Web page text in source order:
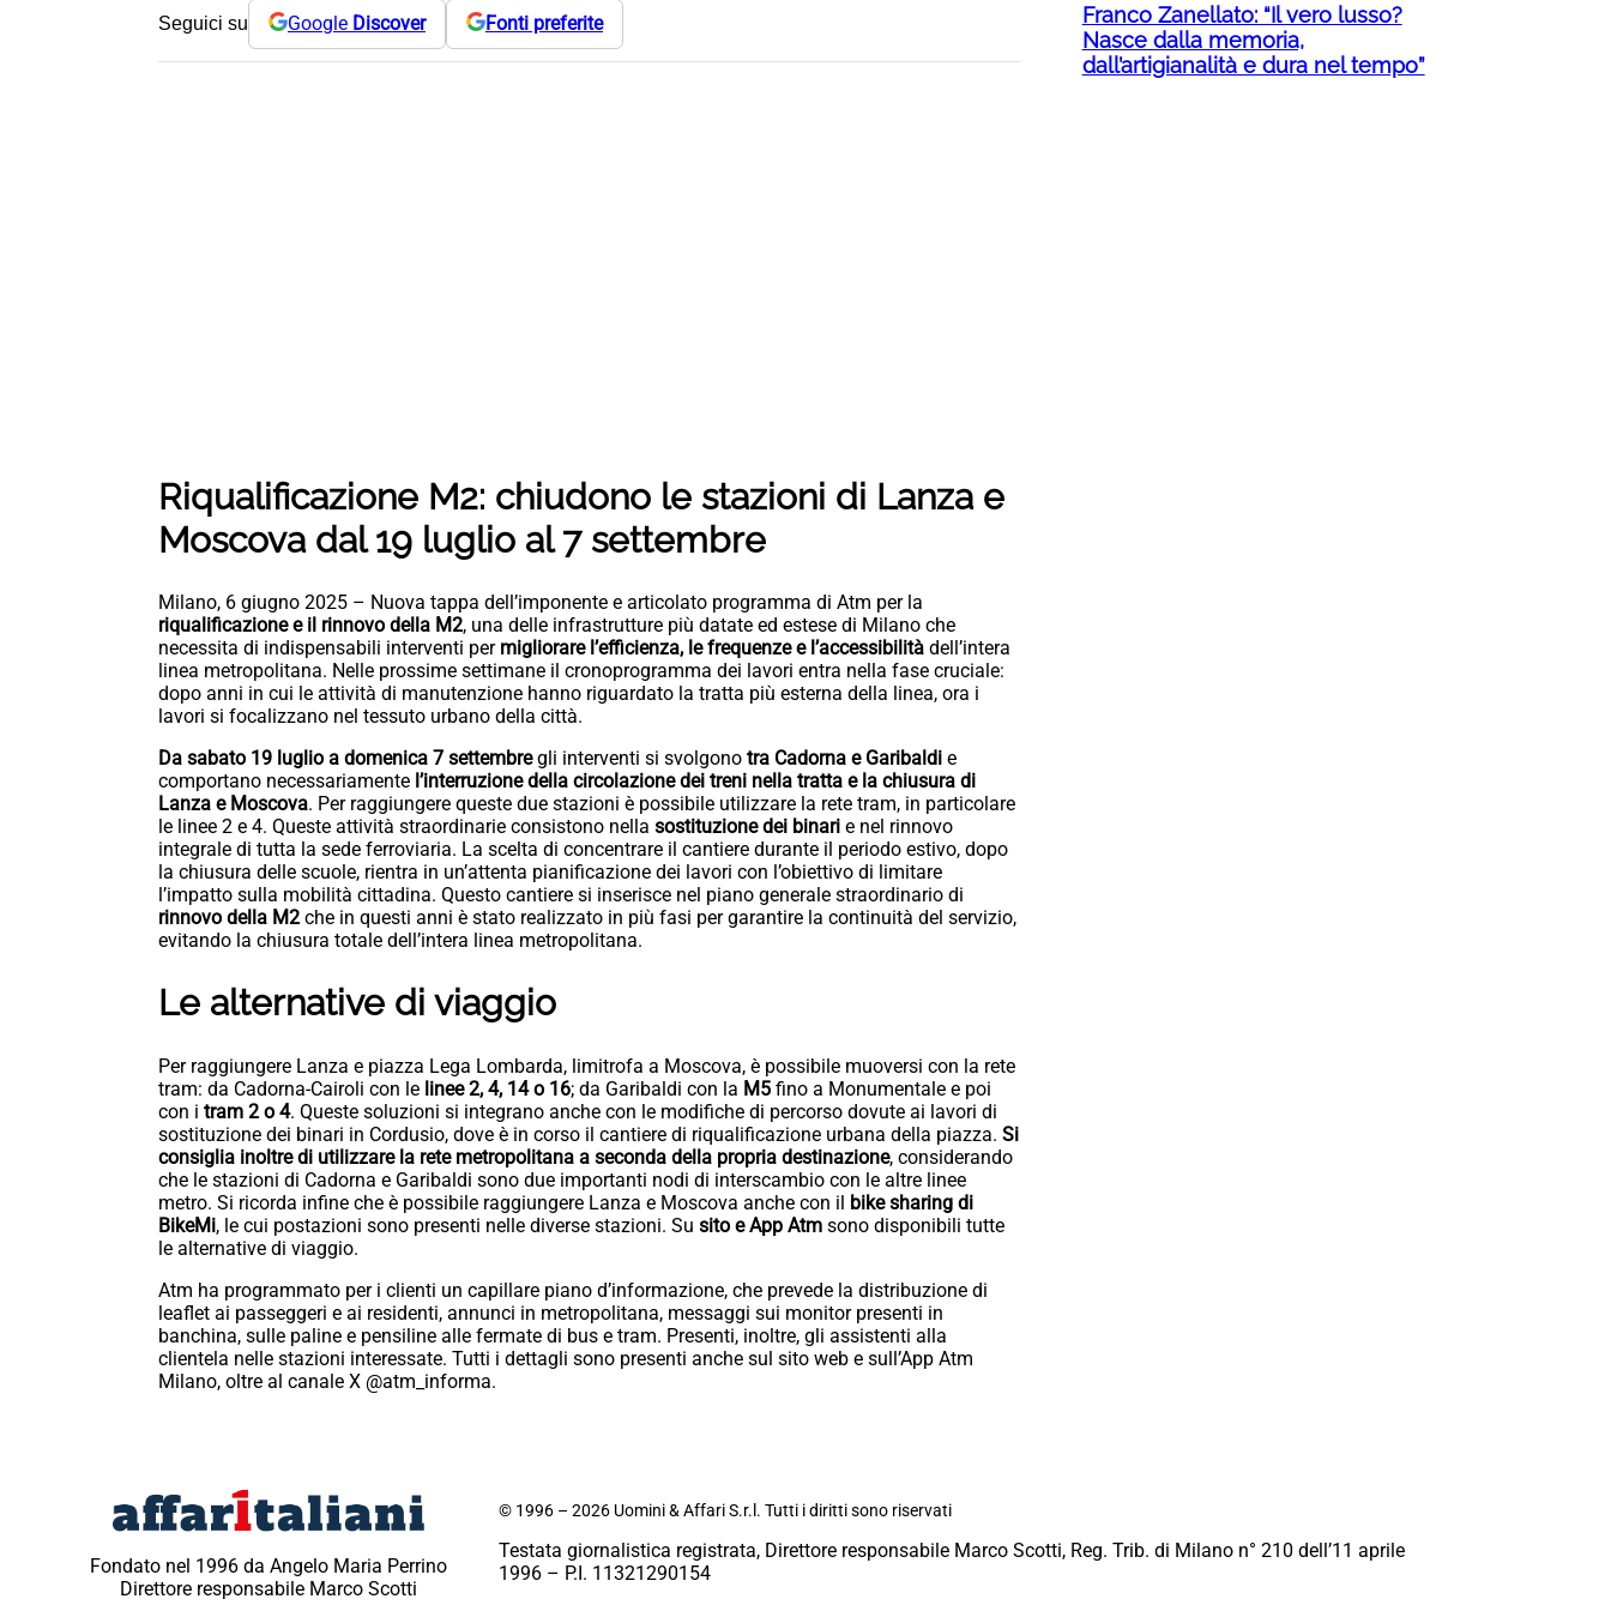
Seguici su Google Discover Fonti preferite
Riqualificazione M2: chiudono le stazioni di Lanza e
Moscova dal 19 luglio al 7 settembre
Milano, 6 giugno 2025 – Nuova tappa dell’imponente e articolato programma di Atm per la
riqualificazione e il rinnovo della M2, una delle infrastrutture più datate ed estese di Milano che
necessita di indispensabili interventi per migliorare l’efficienza, le frequenze e l’accessibilità dell’intera
linea metropolitana. Nelle prossime settimane il cronoprogramma dei lavori entra nella fase cruciale:
dopo anni in cui le attività di manutenzione hanno riguardato la tratta più esterna della linea, ora i
lavori si focalizzano nel tessuto urbano della città.
Da sabato 19 luglio a domenica 7 settembregli interventi si svolgono tra Cadorna e Garibaldi e
comportano necessariamente l’interruzione della circolazione dei treni nella tratta e la chiusura di
Lanza e Moscova. Per raggiungere queste due stazioni è possibile utilizzare la rete tram, in particolare
le linee 2 e 4. Queste attività straordinarie consistono nella sostituzione dei binari e nel rinnovo
integrale di tutta la sede ferroviaria. La scelta di concentrare il cantiere durante il periodo estivo, dopo
la chiusura delle scuole, rientra in un’attenta pianificazione dei lavori con l’obiettivo di limitare
l’impatto sulla mobilità cittadina. Questo cantiere si inserisce nel piano generale straordinario di
rinnovo della M2 che in questi anni è stato realizzato in più fasi per garantire la continuità del servizio,
evitando la chiusura totale dell’intera linea metropolitana.
Le alternative di viaggio
Per raggiungere Lanza e piazza Lega Lombarda, limitrofa a Moscova, è possibile muoversi con la rete
tram: da Cadorna-Cairoli con le linee 2, 4, 14 o 16; da Garibaldi con la M5 fino a Monumentale e poi
con i tram 2 o 4. Queste soluzioni si integrano anche con le modifiche di percorso dovute ai lavori di
sostituzione dei binari in Cordusio, dove è in corso il cantiere di riqualificazione urbana della piazza. Si
consiglia inoltre di utilizzare la rete metropolitana a seconda della propria destinazione, considerando
che le stazioni di Cadorna e Garibaldi sono due importanti nodi di interscambio con le altre linee
metro. Si ricorda infine che è possibile raggiungere Lanza e Moscova anche con il
bike sharing di
BikeMi, le cui postazioni sono presenti nelle diverse stazioni. Su sito e App Atm sono disponibili tutte
le alternative di viaggio.
Atm ha programmato per i clienti un capillare piano d’informazione, che prevede la distribuzione di
leaflet ai passeggeri e ai residenti, annunci in metropolitana, messaggi sui monitor presenti in
banchina, sulle paline e pensiline alle fermate di bus e tram. Presenti, inoltre, gli assistenti alla
clientela nelle stazioni interessate. Tutti i dettagli sono presenti anche sul sito web e sull’App Atm
Milano, oltre al canale X @atm_informa.
Franco Zanellato: “Il vero lusso?
Nasce dalla memoria,
dall’artigianalità e dura nel tempo”
Fondato nel 1996 da Angelo Maria Perrino
Direttore responsabile Marco Scotti
© 1996 – 2026 Uomini & Affari S.r.l. Tutti i diritti sono riservati
Testata giornalistica registrata, Direttore responsabile Marco Scotti, Reg. Trib. di Milano n° 210 dell’11 aprile
1996 – P.I. 11321290154